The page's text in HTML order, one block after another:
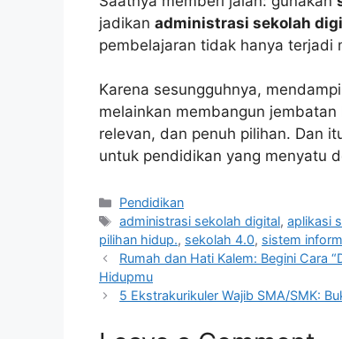
jadikan administrasi sekolah
pembelajaran tidak hanya terjadi
Karena sesungguhnya,
melainkan membangun
relevan, dan penuh pilihan. Dan
untuk pendidikan yang menyatu
Categories
Pendidikan
Tags
administrasi sekolah digital,aplikasi
pilihan hidup., sekolah 4.0, sistem
Rumah dan Hati Kalem: Begini Cara
Hidupmu
5 Ekstrakurikuler Wajib SMA/SMK: